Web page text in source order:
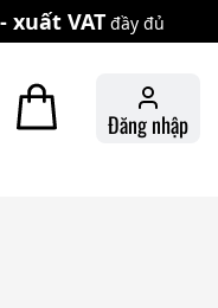
xuất VAT đầy đủ
Đăng nhập